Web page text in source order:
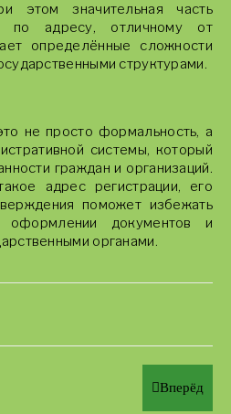
этом значительная часть
по адресу, отличному от
определённые сложности
структурами.
не просто формальность, а
системы, который
граждан и организаций.
адрес регистрации, его
поможет избежать
документов и
органами.
Вперёд